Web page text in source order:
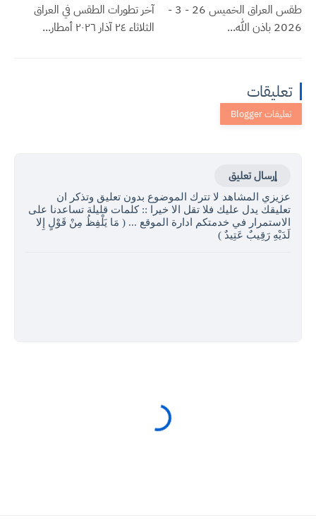
طقس العراق الخميس 26 - 3 -
2026 باذن الله...
آخر تطورات الطقس في العراق
الثلاثاء ٢٤ آذار ٢٠٢٦ أمطار...
تعليقات
إرسال تعليق
عزيزي المشاهد لا تترك الموضوع بدون تعليق وتذكر ان
تعليقك يدل عليك فلا تقل الا خيرا :: كلمات قليلة تساعدنا على
الاستمرار في خدمتكم ادارة الموقع ... ( مَا يَلْفِظُ مِنْ قَوْلٍ إِلا
لَدَيْهِ رَقِيبٌ عَتِيدٌ )